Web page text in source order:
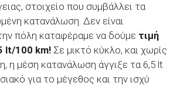
στοιχείο που συμβάλλει τα
κατανάλωση. Δεν είναι
πόλη καταφέραμε να δούμε τιμή
lt/100 km! Σε μικτό κύκλο, και χωρίς
η μέση κατανάλωση άγγιξε τα 6,5 lt.
για το μέγεθος και την ισχύ